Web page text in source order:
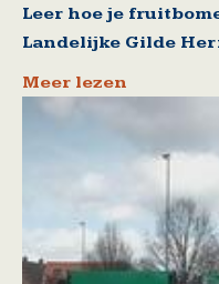
Leer hoe je
Landelijke Gilde
Meer lezen